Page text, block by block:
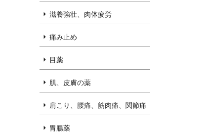
滋養強壮、肉体疲労
痛み止め
目薬
肌、皮膚の薬
肩こり、腰痛、筋肉痛、関節痛
胃腸薬